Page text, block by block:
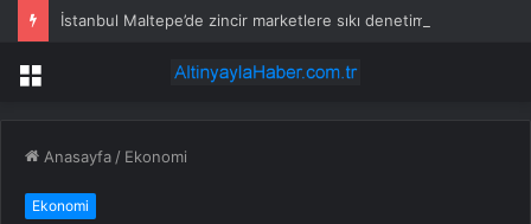
İstanbul Maltepe’de zincir marketlere sıkı denetim
Menü
Anasayfa / Ekonomi
Ekonomi